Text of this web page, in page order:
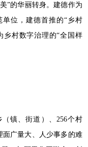
”的华丽转身。建德作为
位，建德首推的“乡村
乡村数字治理的“全国样
镇、街道）、256个村
面广量大、人少事多的难